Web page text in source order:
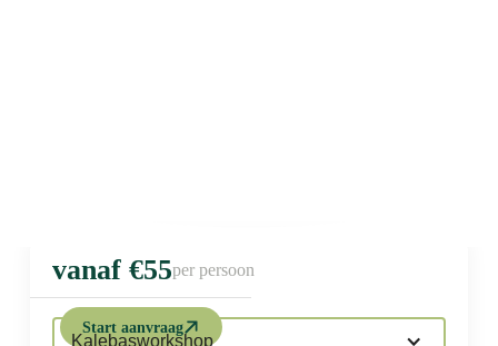
vanaf €55per persoon
tourvariant
Kalebasworkshop
Start aanvraag